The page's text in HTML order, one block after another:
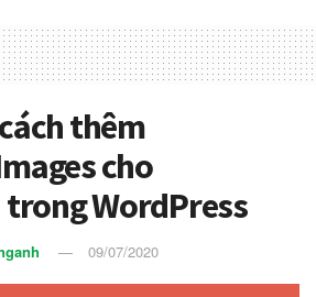
thêm
cho
trong WordPress
09/07/2020